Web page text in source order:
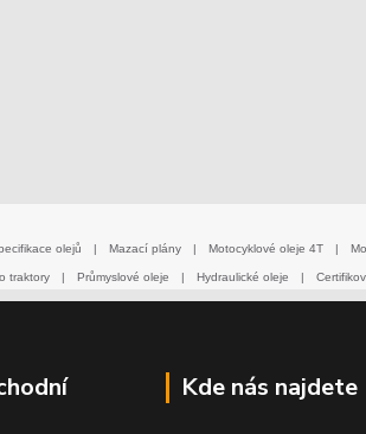
olejů | Mazací plány | Motocyklové oleje 4T |
traktory | Průmyslové oleje | Hydraulické oleje |
Kde nás najdete